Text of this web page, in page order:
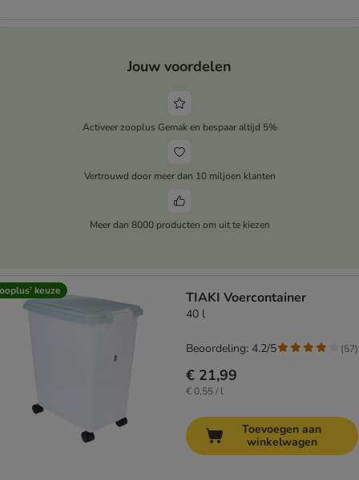
Jouw voordelen
Activeer zooplus Gemak en bespaar altijd 5%
Vertrouwd door meer dan 10 miljoen klanten
Meer dan 8000 producten om uit te kiezen
keuze TIAKI Voercontainer
40 l
€ 21,99
€ 0,55 / l
Beoordeling: 4.2/5 (57)
Toevoegen aan
winkelwagen